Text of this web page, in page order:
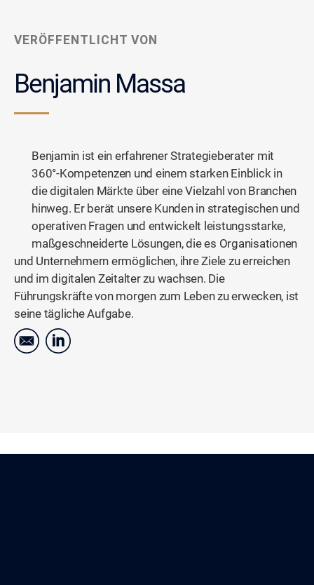
VERÖFFENTLICHT VON
Benjamin Massa
Benjamin ist ein erfahrener Strategieberater mit
360°-Kompetenzen und einem starken Einblick in
die digitalen Märkte über eine Vielzahl von Branchen
hinweg. Er berät unsere Kunden in strategischen und
operativen Fragen und entwickelt leistungsstarke,
maßgeschneiderte Lösungen, die es Organisationen
und Unternehmern ermöglichen, ihre Ziele zu erreichen
und im digitalen Zeitalter zu wachsen. Die
Führungskräfte von morgen zum Leben zu erwecken, ist
seine tägliche Aufgabe.